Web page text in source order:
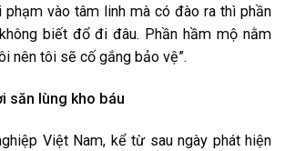
phạm vào tâm linh mà có đào ra thì phần
biết đổ đi đâu. Phần hầm mộ nằm
nên tôi sẽ cố gắng bảo vệ”.
săn lùng kho báu
Việt Nam, kể từ sau ngày phát hiện